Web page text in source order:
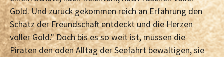
Gold. Und zurück gekommen reich an Erfahrung den
Schatz der Freundschaft entdeckt und die Herzen
voller Gold." Doch bis es so weit ist, müssen die
Piraten den öden Alltag der Seefahrt bewältigen, sie